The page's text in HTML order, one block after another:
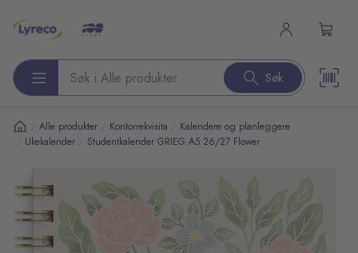
Søk etter produkter Søk
Alle produkter Kontorrekvisita Kalendere og planleggere
Ukekalender Studentkalender GRIEG A5 26/27 Flower